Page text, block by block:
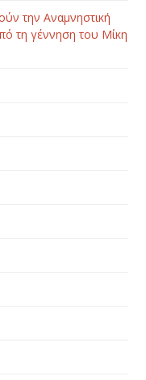
την Αναμνηστική
τη γέννηση του Μίκη